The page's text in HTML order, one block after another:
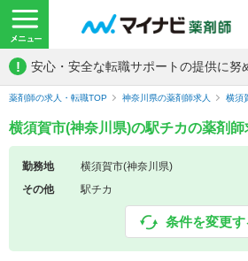
! 安心・安全な転職サポートの提供に努
薬剤師の求人・転職TOP 神奈川県の薬剤師求人 横須
横須賀市(神奈川県)の駅チカの薬剤
勤務地
横須賀市(神奈川県)
その他
駅チカ
条件を変更す